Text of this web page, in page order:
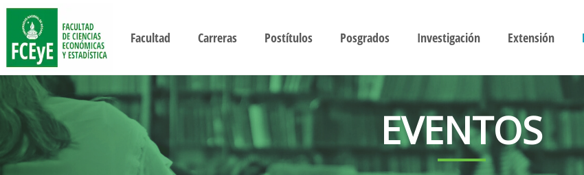
Facultad Carreras Postítulos Posgrados Investigación Extensión
EVENTOS